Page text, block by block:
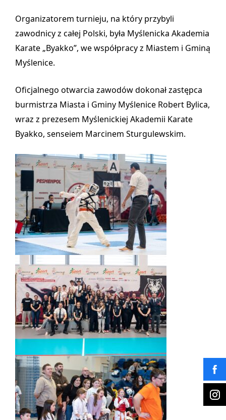
Organizatorem turnieju, na który przybyli
zawodnicy z całej Polski, była Myślenicka Akademia
Karate „Byakko”, we współpracy z Miastem i Gminą
Myślenice.
Oficjalnego otwarcia zawodów dokonał zastępca
burmistrza Miasta i Gminy Myślenice Robert Bylica,
wraz z prezesem Myślenickiej Akademii Karate
Byakko, senseiem Marcinem Sturgulewskim.